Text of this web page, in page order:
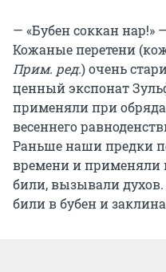
— «Бубен соккан нар!»
Кожаные перетени
Прим. ред.) очень
ценный экспонат
применяли при
весеннего
Раньше наши предки
времени и применяли
били, вызывали духов.
били в бубен и